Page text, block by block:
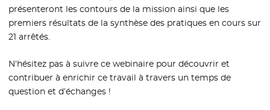
présenteront les contours de la mission ainsi que les
premiers résultats de la synthèse des pratiques en cours sur
21 arrêtés.
N’hésitez pas à suivre ce webinaire pour découvrir et
contribuer à enrichir ce travail à travers un temps de
question et d’échanges !